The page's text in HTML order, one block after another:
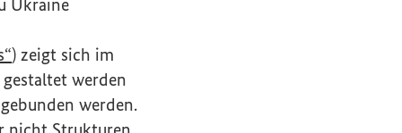
Ukraine
(Externer Link)
) zeigt sich im
werden
werden.